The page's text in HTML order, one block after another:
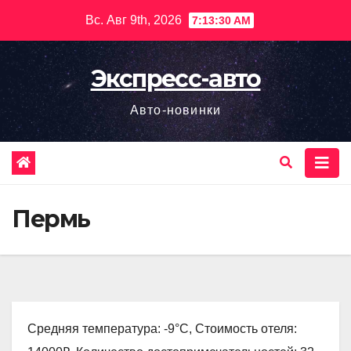
содержимому
Вс. Авг 9th, 2026 7:13:31 AM
Экспресс-авто
Авто-новинки
Пермь
Средняя температура: -9°C, Стоимость отеля: